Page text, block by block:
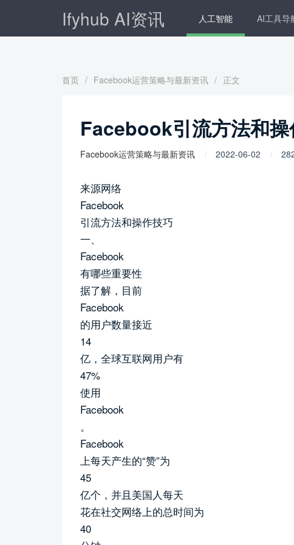
Ifyhub AI资讯 人工智能 AI工具导
首页 / Facebook运营策略与最新资讯 / 正文
Facebook引流方法和
Facebook运营策略与最新资讯 2022-06-02
来源网络
Facebook
引流方法和操作技巧
一、
Facebook
有哪些重要性
据了解，目前
Facebook
的用户数量接近
14
亿，全球互联网用户有
47%
使用
Facebook
。
Facebook
上每天产生的“赞”为
45
亿个，并且美国人每天
花在社交网络上的总时间为
40